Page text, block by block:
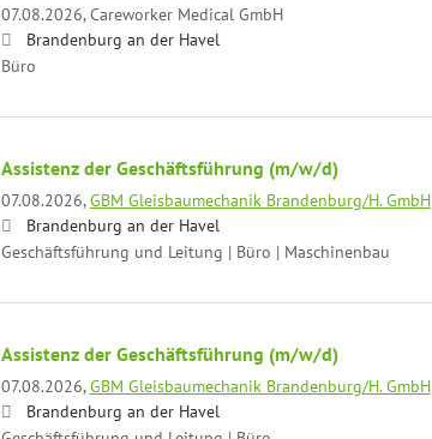
07.08.2026,Careworker Medical GmbH
Brandenburg an der Havel
Büro
Assistenz der Geschäftsführung (m/w/d)
07.08.2026,GBM Gleisbaumechanik Brandenburg/H. GmbH
Brandenburg an der Havel
Geschäftsführung und Leitung | Büro | Maschinenbau
Assistenz der Geschäftsführung (m/w/d)
07.08.2026,GBM Gleisbaumechanik Brandenburg/H. GmbH
Brandenburg an der Havel